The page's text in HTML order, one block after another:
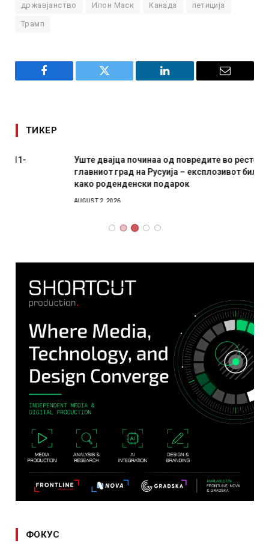
државјанство Илон Маск Канада петиција
Трамп
Facebook Twitter LinkedIn Email
ТИКЕР
Уште двајца починаа од повредите во ресторан во
главниот град на Русуија – експлозивот бил завиткан
како роденденски подарок
ФОКУС